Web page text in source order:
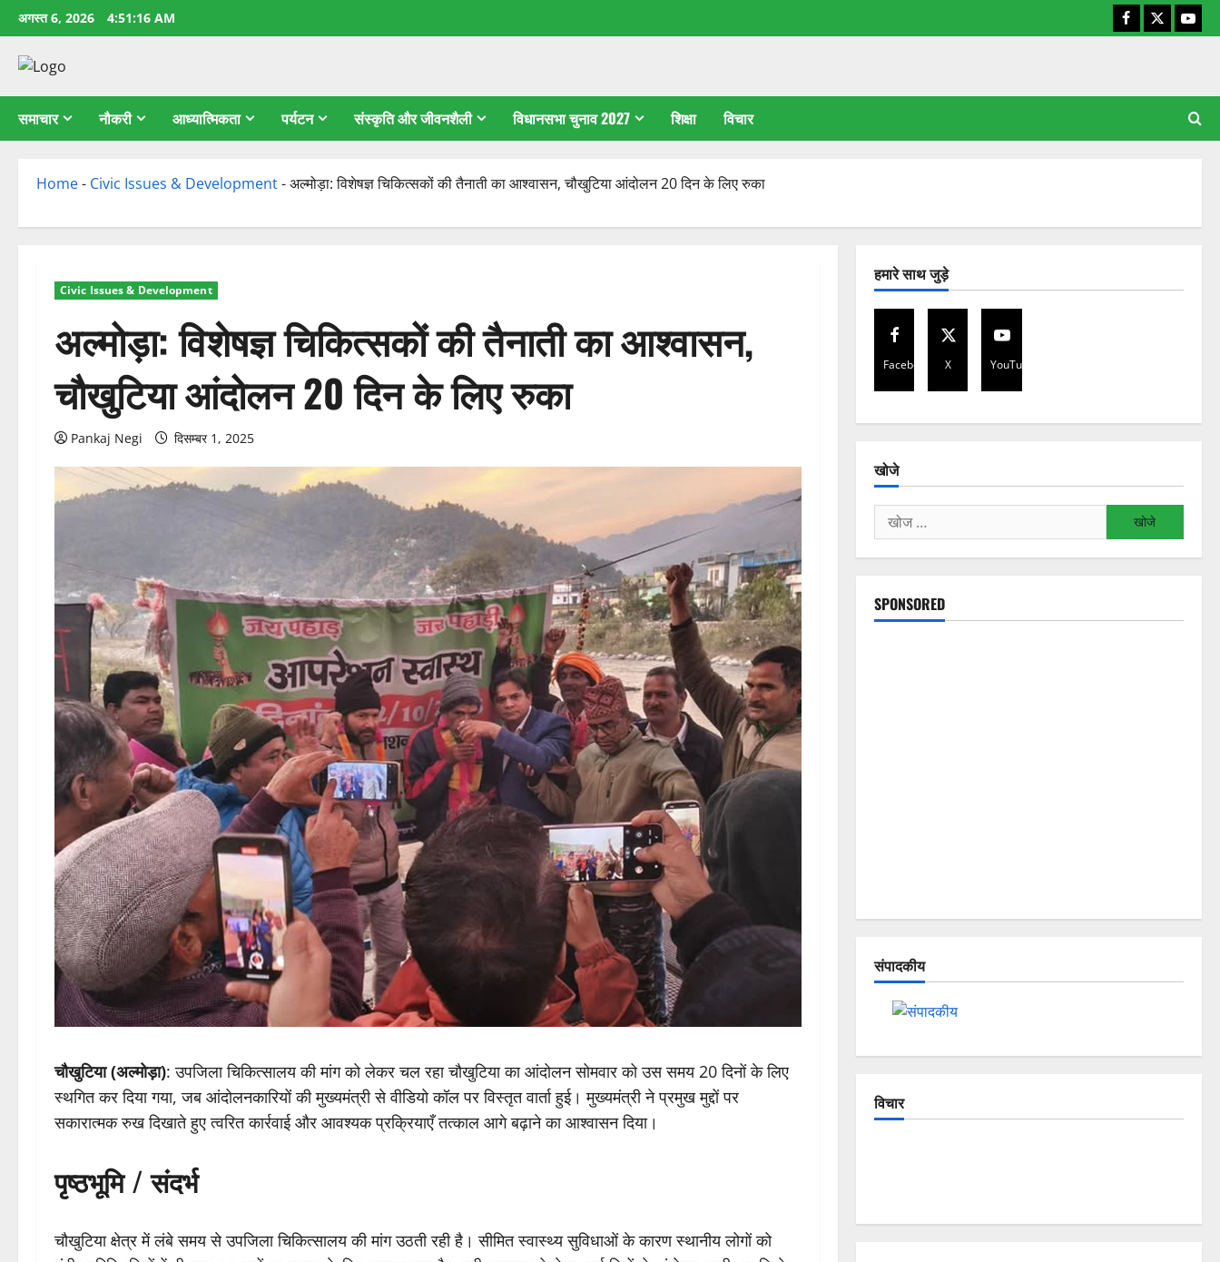
छोड़कर
सामग्री
अगस्त 6, 2026 4:51:17 AM Facebook
X
समाचार नौकरी आध्यात्मिकता पर्यटन संस्कृति और जीवनशैली विधानसभा चुनाव 2027 शिक्षा विचार
Home- Civic Issues & Development-अल्मोड़ा: विशेषज्ञ चिकित्सकों की तैनाती का आश्वासन, चौखुटिया आंदोलन 20 दिन के लिए रुका
Civic Issues & Development
अल्मोड़ा: विशेषज्ञ चिकित्सकों की तैनाती का आश्वासन,
चौखुटिया आंदोलन 20 दिन के लिए रुका
Pankaj Negi दिसम्बर 1, 2025
चौखुटिया (अल्मोड़ा): उपजिला चिकित्सालय की मांग को लेकर चल रहा चौखुटिया का आंदोलन सोमवार को उस समय 20 दिनों के लिए
स्थगित कर दिया गया, जब आंदोलनकारियों की मुख्यमंत्री से वीडियो कॉल पर विस्तृत वार्ता हुई। मुख्यमंत्री ने प्रमुख मुद्दों पर
सकारात्मक रुख दिखाते हुए त्वरित कार्रवाई और आवश्यक प्रक्रियाएँ तत्काल आगे बढ़ाने का आश्वासन दिया।
पृष्ठभूमि / संदर्भ
चौखुटिया क्षेत्र में लंबे समय से उपजिला चिकित्सालय की मांग उठती रही है। सीमित स्वास्थ्य सुविधाओं के कारण स्थानीय लोगों को
हमारे साथ जुड़े
Facebook X YouTube
खोजे
निम्न
को
खोजें:
SPONSORED
संपादकीय
विचार